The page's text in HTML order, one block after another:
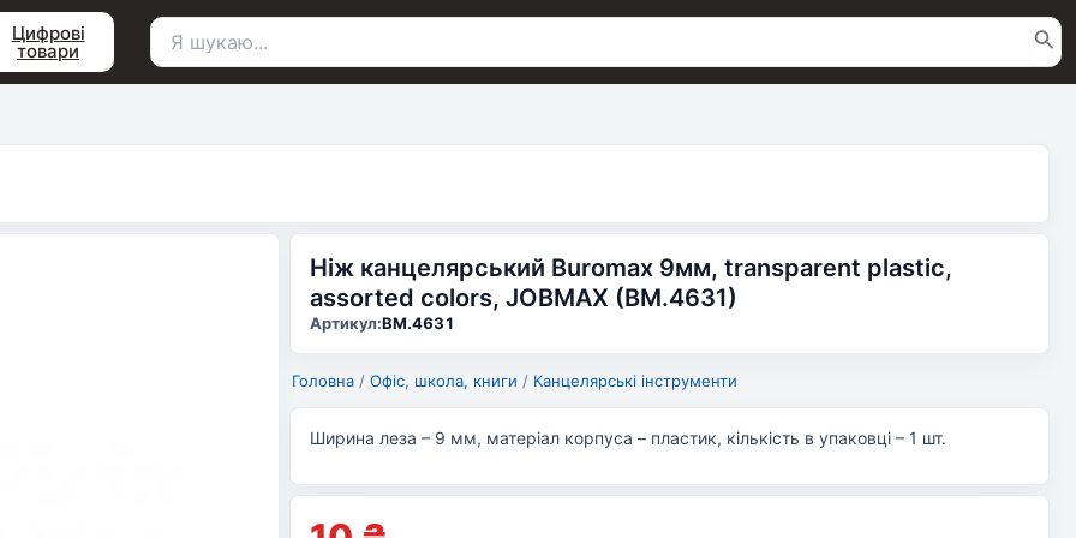
Цифрові
товари
Пошук
Ніж канцелярський Buromax 9мм, transparent plastic,
assorted colors, JOBMAX (BM.4631)
Артикул:BM.4631
Головна / Офіс, школа, книги / Канцелярські інструменти
Ширина леза – 9 мм, матеріал корпуса – пластик, кількість в упаковці – 1 шт.